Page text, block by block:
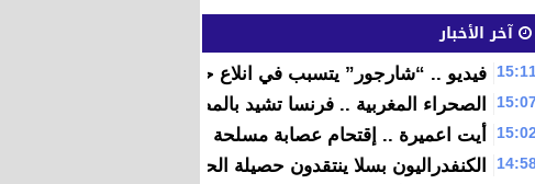
آخر الأخبار
فيديو .. “شارجور” يتسبب في انلاع حريق بسيارة بمراكش
الصحراء المغربية .. فرنسا تشيد بالمصادقة بالإجماع على
15:02 أيت اعميرة .. إقتحام عصابة مسلحة ”حماما شعبيا” للنساء
الكنفدراليون بسلا ينتقدون حصيلة الحكومة السابقة ويقفون